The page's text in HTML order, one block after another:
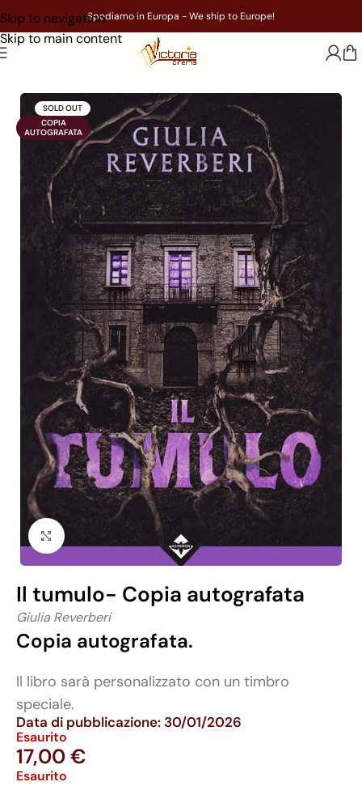
Skip to navigation
Skip to main content
Spediamo in Europa - We ship to Europe!
Horror
SOLD OUT
COPIA
AUTOGRAFATA
Click to enlarge
Il tumulo- Copia autografata
Giulia Reverberi
Copia autografata.
Il libro sarà personalizzato con un timbro
speciale.
Data di pubblicazione: 30/01/2026
Esaurito
17,00€
Esaurito